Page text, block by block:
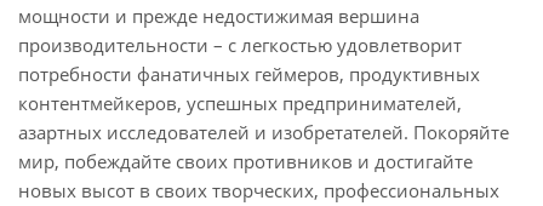
мощности и прежде недостижимая вершина
производительности – с легкостью удовлетворит
потребности фанатичных геймеров, продуктивных
контентмейкеров, успешных предпринимателей,
азартных исследователей и изобретателей. Покоряйте
мир, побеждайте своих противников и достигайте
новых высот в своих творческих, профессиональных